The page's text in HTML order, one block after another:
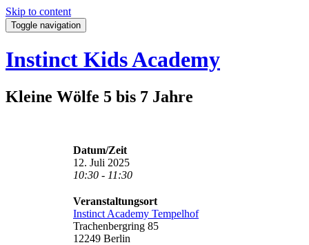
Skip to content
Toggle navigation
Instinct Kids Academy
Kleine Wölfe 5 bis 7 Jahre
Datum/Zeit
12. Juli 2025
10:30 - 11:30
Veranstaltungsort
Instinct Academy Tempelhof
Trachenbergring 85
12249 Berlin